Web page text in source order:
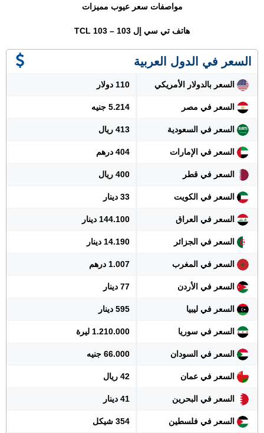
مواصفات سعر عيوب مميزات
هاتف تي سي إل 103 – TCL 103
السعر في الدول العربية
السعر بالدولار الأمريكي 110 دولار
السعر في مصر 5.214 جنيه
السعر في السعودية 413 ريال
السعر في الإمارات 404 درهم
السعر في قطر 400 ريال
السعر في الكويت 33 دينار
السعر في العراق 144.100 دينار
السعر في الجزائر 14.190 دينار
السعر في المغرب 1.007 درهم
السعر في الأردن 77 دينار
السعر في ليبيا 595 دينار
السعر في سوريا 1.210.000 ليرة
السعر في السودان 66.000 جنيه
السعر في عمان 42 ريال
السعر في البحرين 41 دينار
السعر في فلسطين 354 شيكل